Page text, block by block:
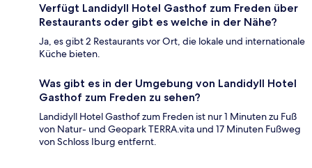
Verfügt Landidyll Hotel Gasthof zum Freden über
Restaurants oder gibt es welche in der Nähe?
Ja, es gibt 2 Restaurants vor Ort, die lokale und internationale
Küche bieten.
Was gibt es in der Umgebung von Landidyll Hotel
Gasthof zum Freden zu sehen?
Landidyll Hotel Gasthof zum Freden ist nur 1 Minuten zu Fuß
von Natur- und Geopark TERRA.vita und 17 Minuten Fußweg
von Schloss Iburg entfernt.